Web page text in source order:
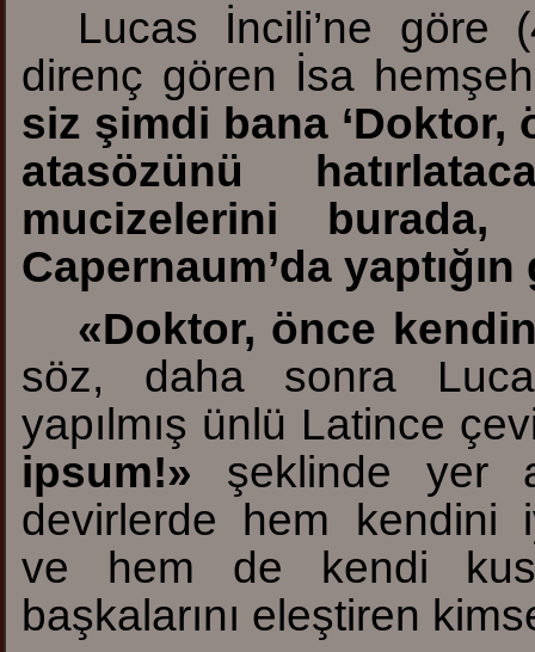
Lucas İncili’ne göre
direnç gören İsa
siz şimdi bana ‘Doktor,
atasözünü
mucizelerini
Capernaum’da
«Doktor, önce
söz, daha sonra
yapılmış ünlü Latince
ipsum!» şeklinde yer
devirlerde hem kendini
ve hem de kendi
başkalarını eleştiren